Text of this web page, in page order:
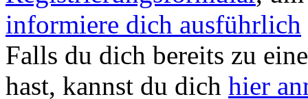
informiere dich ausführlich
Falls du dich bereits zu
hast, kannst du dich hier